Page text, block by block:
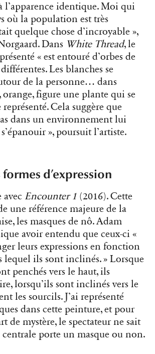
l’apparence identique. Moi qui
où la population est très
quelque chose d’incroyable »,
Dans White Thread, le
« est entouré d’orbes de
Les blanches se
de la personne… dans
orange, figure une plante qui se
Cela suggère que
dans un environnement lui
», poursuit l’artiste.
d’expression
avec Encounter 1 (2016). Cette
une référence majeure de la
les masques de nô. Adam
avoir entendu que ceux-ci «
leurs expressions en fonction
lequel ils sont inclinés. » Lorsque
penchés vers le haut, ils
lorsqu’ils sont inclinés vers le
les sourcils. J’ai représenté
dans cette peinture, et pour
de mystère, le spectateur ne sait
centrale porte un masque ou non.